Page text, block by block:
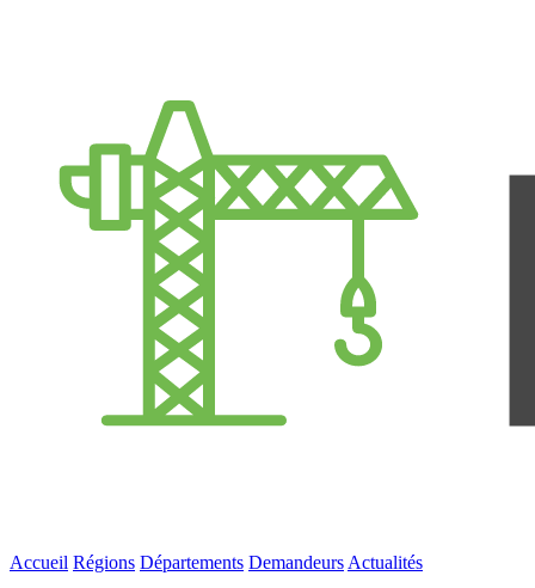
Accueil Régions Départements Demandeurs Actualités